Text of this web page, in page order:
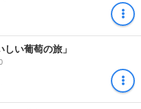
い葡萄の旅」